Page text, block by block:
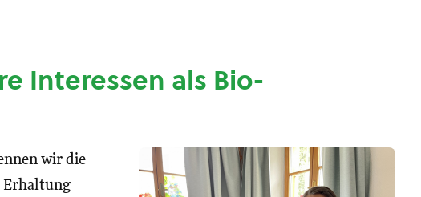
Interessen als Bio-
wir die
Erhaltung